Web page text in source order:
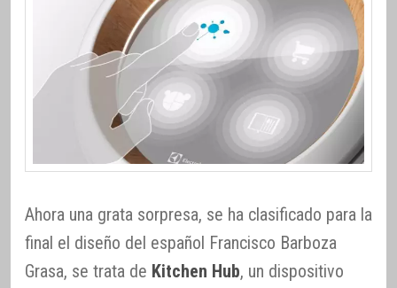
Ahora una grata sorpresa, se ha clasificado para la
final el diseño del español Francisco Barboza
Grasa, se trata de Kitchen Hub, un dispositivo